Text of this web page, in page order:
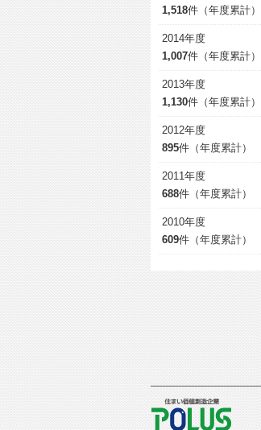
1,518件（年度累計）
2014年度
1,007件（年度累計）
2013年度
1,130件（年度累計）
2012年度
895件（年度累計）
2011年度
688件（年度累計）
2010年度
609件（年度累計）